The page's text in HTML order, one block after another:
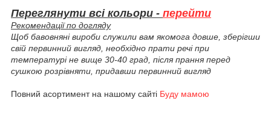
Переглянути всі кольори - перейти
Рекомендації по догляду
Щоб бавовняні вироби служили вам якомога довше, зберігши
свій первинний вигляд, необхідно прати речі при
температурі не вище 30-40 град, після прання перед
сушкою розрівняти, придавши первинний вигляд
Повний асортимент на нашому сайті Буду мамою